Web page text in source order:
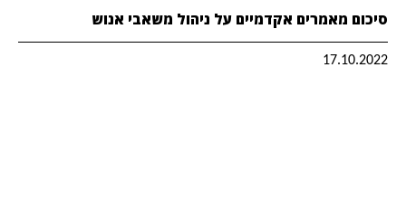
סיכום מאמרים אקדמיים על ניהול משאבי אנוש
17.10.2022